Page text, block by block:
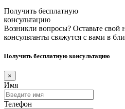
Получить бесплатную
консультацию
Возникли вопросы? Оставьте свой
консультанты свяжутся с вами в
Получить бесплатную консультацию
×
Имя
Телефон